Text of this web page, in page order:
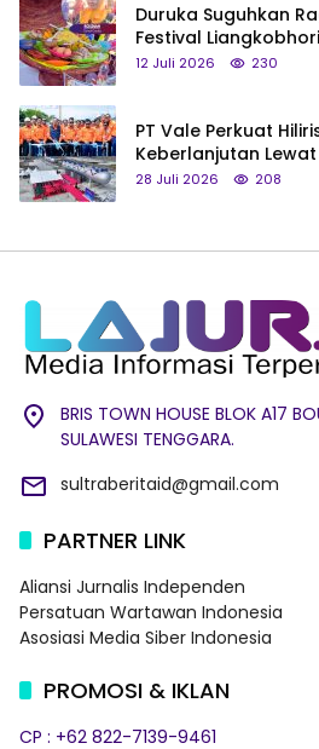
Duruka Suguhkan
Festival
hingga Tumpeng
12 Juli 2026 230
PT Vale Perkuat
Keberlanjutan
28 Juli 2026 208
BRIS TOWN HOUSE BLOK A17
SULAWESI TENGGARA.
sultraberitaid@gmail.com
PARTNER LINK
Aliansi Jurnalis Independen
Persatuan Wartawan Indonesia
Asosiasi Media Siber Indonesia
PROMOSI & IKLAN
CP : +62 822-7139-9461